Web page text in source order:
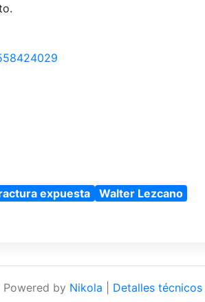
expuesta
Walter Lezcano
by Nikola Detalles técnicos|